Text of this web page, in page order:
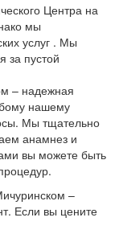
Центра на
мы
услуг . Мы
за пустой
– надежная
нашему
Мы тщательно
анамнез и
вы можете быть
–
Если вы цените